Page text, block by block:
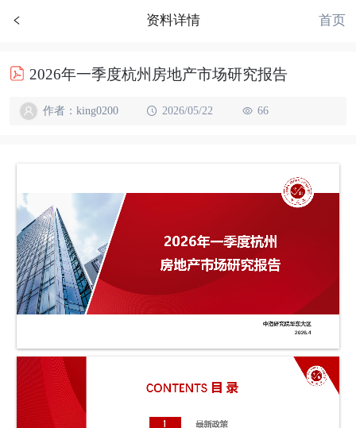
资料详情 首页
2026年一季度杭州房地产市场研究报告
作者：king0200 2026/05/22 66